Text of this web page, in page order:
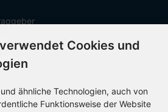
Cookies und
ähnliche Technologien, auch von
Funktionsweise der Website